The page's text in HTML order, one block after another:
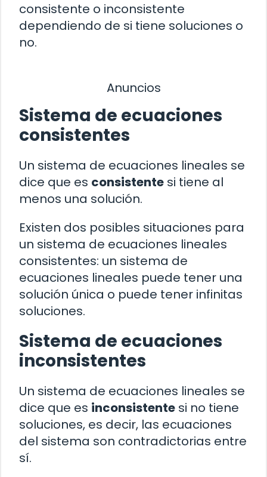
consistente o inconsistente
dependiendo de si tiene soluciones o
no.
Anuncios
Sistema de ecuaciones
consistentes
Un sistema de ecuaciones lineales se
dice que es consistente si tiene al
menos una solución.
Existen dos posibles situaciones para
un sistema de ecuaciones lineales
consistentes: un sistema de
ecuaciones lineales puede tener una
solución única o puede tener infinitas
soluciones.
Sistema de ecuaciones
inconsistentes
Un sistema de ecuaciones lineales se
dice que es inconsistente si no tiene
soluciones, es decir, las ecuaciones
del sistema son contradictorias entre
sí.